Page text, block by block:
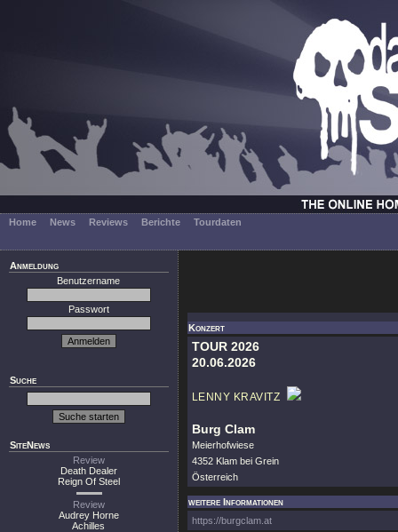
Home News Reviews Berichte Tourdaten
Anmeldung
Benutzername
Passwort
Suche
SiteNews
Review
Death Dealer
Reign Of Steel
Review
Audrey Horne
Achilles
Konzert
TOUR 2026
20.06.2026
LENNY KRAVITZ
Burg Clam
Meierhofwiese
4352 Klam bei Grein
Österreich
weitere Informationen
https://burgclam.at